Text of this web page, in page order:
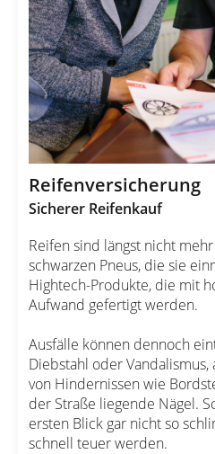
Reifenversicherung
Sicherer Reifenkauf
Reifen sind längst nicht
schwarzen Pneus, die sie
Hightech-Produkte, die mit
Aufwand gefertigt werden.
Ausfälle können dennoch
Diebstahl oder
von Hindernissen wie
der Straße liegende Nägel.
ersten Blick gar nicht so
schnell teuer werden.